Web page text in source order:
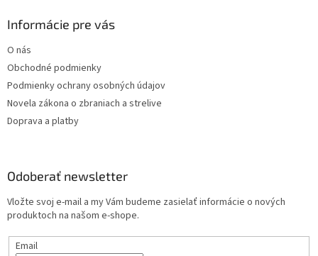
Informácie pre vás
O nás
Obchodné podmienky
Podmienky ochrany osobných údajov
Novela zákona o zbraniach a strelive
Doprava a platby
Odoberať newsletter
Vložte svoj e-mail a my Vám budeme zasielať informácie o nových
produktoch na našom e-shope.
Email